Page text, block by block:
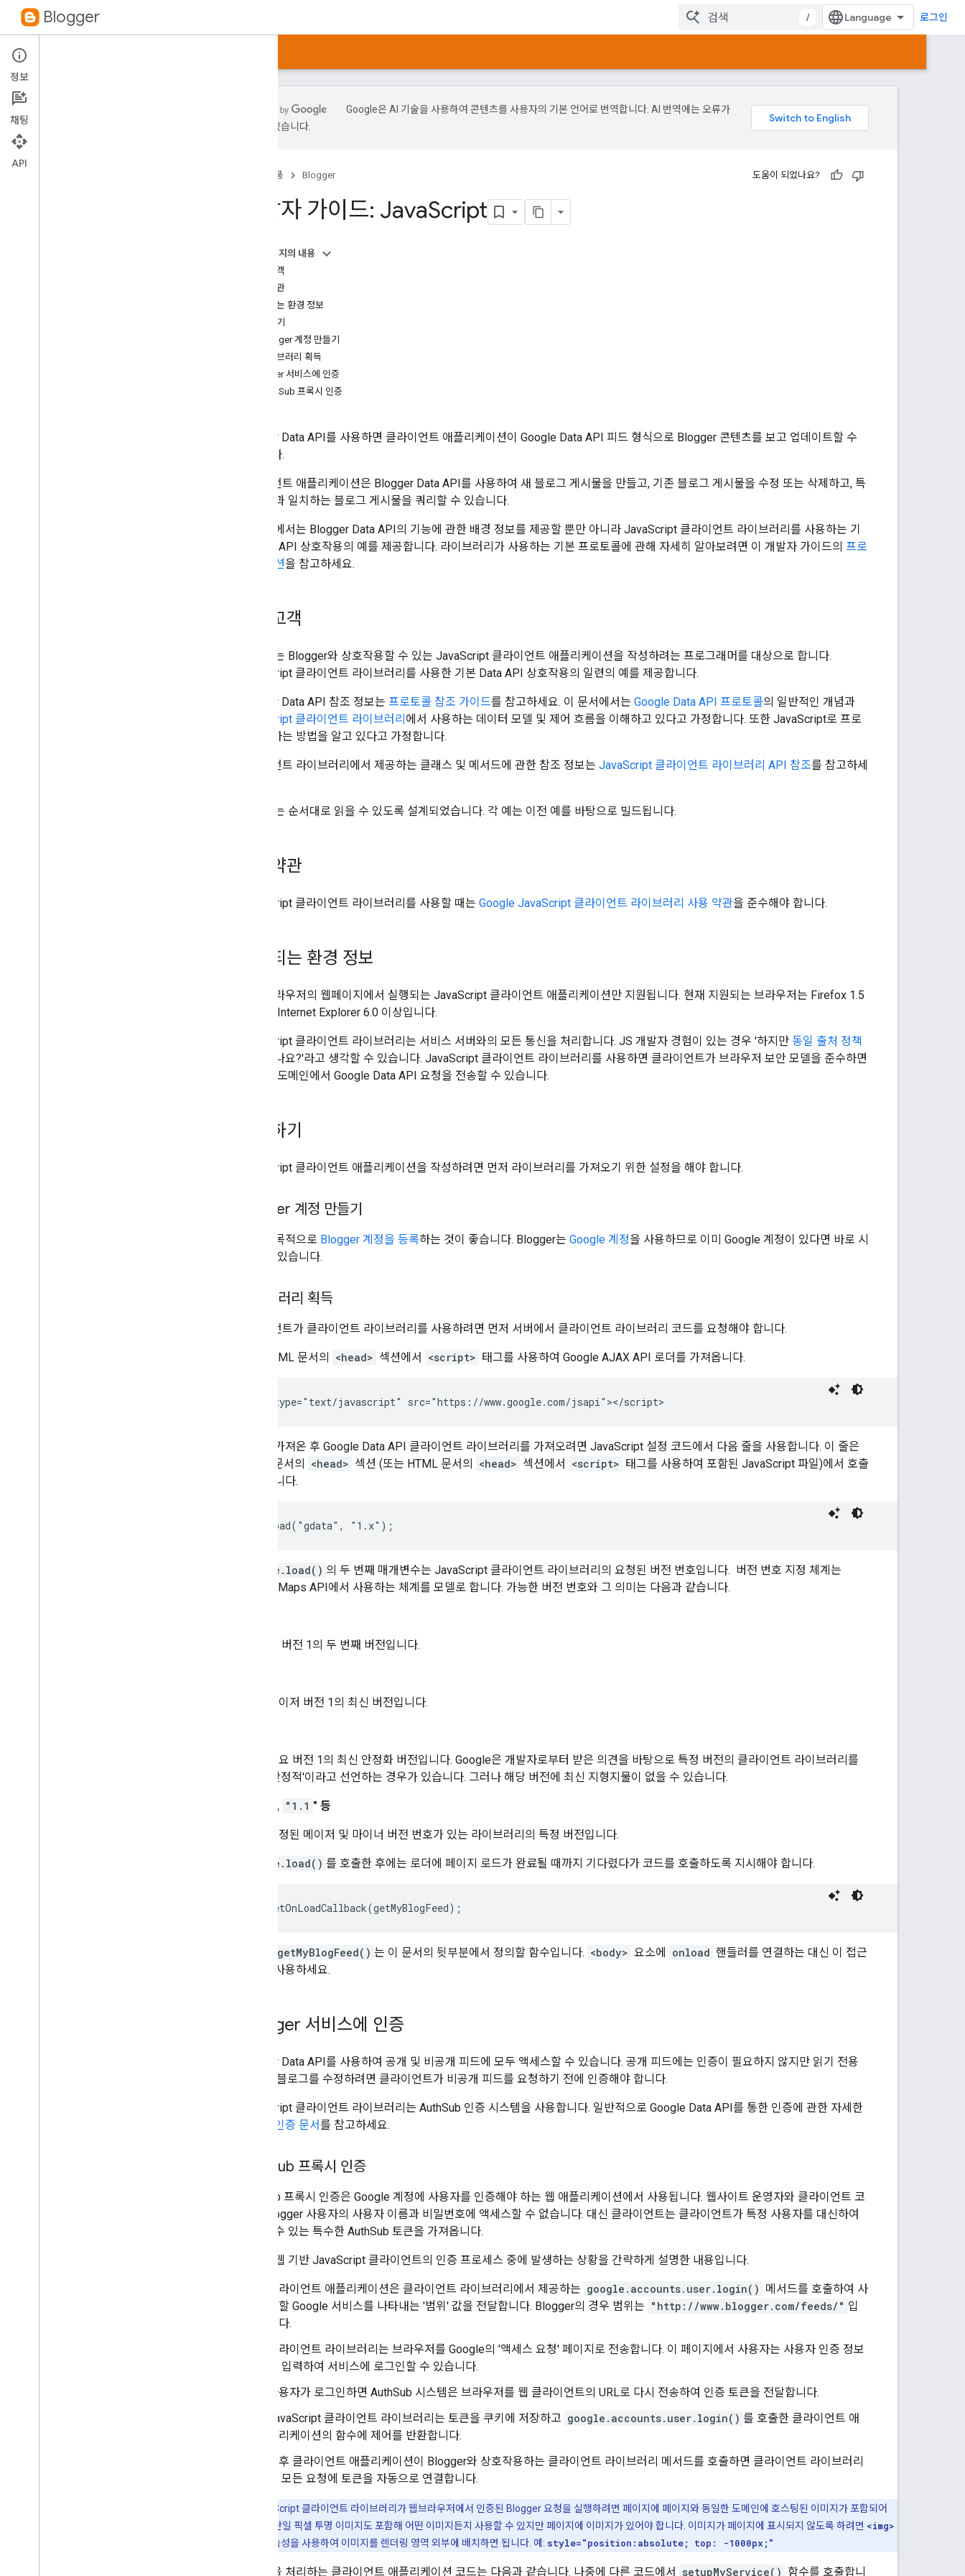
Blogger / 로그인
소개
Google은 AI 기술을 사용하여 콘텐츠를 사용자의 기본 언어로 번역합니다. AI 번역에는 오류가
있을 수 있습니다.
제품 Blogger 도움이 되었나요?
개발자 가이드: JavaScript
이 페이지의 내용
잠재고객
이용약관
지원되는 환경 정보
시작하기
Blogger 계정 만들기
라이브러리 획득
Blogger 서비스에 인증
AuthSub 프록시 인증
Blogger Data API를 사용하면 클라이언트 애플리케이션이 Google Data API 피드 형식으로 Blogger 콘텐츠를 보고 업데이트할 수
있습니다.
클라이언트 애플리케이션은 Blogger Data API를 사용하여 새 블로그 게시물을 만들고, 기존 블로그 게시물을 수정 또는 삭제하고, 특
정 기준과 일치하는 블로그 게시물을 쿼리할 수 있습니다.
이 문서에서는 Blogger Data API의 기능에 관한 배경 정보를 제공할 뿐만 아니라 JavaScript 클라이언트 라이브러리를 사용하는 기
본 Data API 상호작용의 예를 제공합니다. 라이브러리가 사용하는 기본 프로토콜에 관해 자세히 알아보려면 이 개발자 가이드의 프로
토콜 섹션을 참고하세요.
잠재고객
이 문서는 Blogger와 상호작용할 수 있는 JavaScript 클라이언트 애플리케이션을 작성하려는 프로그래머를 대상으로 합니다.
JavaScript 클라이언트 라이브러리를 사용한 기본 Data API 상호작용의 일련의 예를 제공합니다.
Blogger Data API 참조 정보는 프로토콜 참조 가이드를 참고하세요. 이 문서에서는 Google Data API 프로토콜의 일반적인 개념과
JavaScript 클라이언트 라이브러리 에서 사용하는 데이터 모델 및 제어 흐름을 이해하고 있다고 가정합니다. 또한 JavaScript로 프로
그래밍하는 방법을 알고 있다고 가정합니다.
클라이언트 라이브러리에서 제공하는 클래스 및 메서드에 관한 참조 정보는 JavaScript 클라이언트 라이브러리 API 참조를 참고하세
이 문서는 순서대로 읽을 수 있도록 설계되었습니다. 각 예는 이전 예를 바탕으로 빌드됩니다.
이용약관
JavaScript 클라이언트 라이브러리를 사용할 때는 Google JavaScript 클라이언트 라이브러리 사용 약관을 준수해야 합니다.
지원되는 환경 정보
현재 브라우저의 웹페이지에서 실행되는 JavaScript 클라이언트 애플리케이션만 지원됩니다. 현재 지원되는 브라우저는 Firefox 1.5
이상 및 Internet Explorer 6.0 이상입니다.
JavaScript 클라이언트 라이브러리는 서비스 서버와의 모든 통신을 처리합니다. JS 개발자 경험이 있는 경우 '하지만 동일 출처 정책
은 어떻나요?'라고 생각할 수 있습니다. JavaScript 클라이언트 라이브러리를 사용하면 클라이언트가 브라우저 보안 모델을 준수하면
서 모든 도메인에서 Google Data API 요청을 전송할 수 있습니다.
시작하기
JavaScript 클라이언트 애플리케이션을 작성하려면 먼저 라이브러리를 가져오기 위한 설정을 해야 합니다.
Blogger 계정 만들기
테스트 목적으로 Blogger 계정을 등록하는 것이 좋습니다. Blogger는 Google 계정을 사용하므로 이미 Google 계정이 있다면 바로 시
작할 수 있습니다.
라이브러리 획득
클라이언트가 클라이언트 라이브러리를 사용하려면 먼저 서버에서 클라이언트 라이브러리 코드를 요청해야 합니다.
먼저 HTML 문서의 <head> 섹션에서 <script> 태그를 사용하여 Google AJAX API 로더를 가져옵니다.
<script type="text/javascript" src="https://www.google.com/jsapi"></script>
로더를 가져온 후 Google Data API 클라이언트 라이브러리를 가져오려면 JavaScript 설정 코드에서 다음 줄을 사용합니다. 이 줄은
HTML 문서의
<head> 섹션 (또는 HTML 문서의 <head> 섹션에서 <script> 태그를 사용하여 포함된 JavaScript 파일)에서 호출
해야 합니다.
google.load() 의 두 번째 매개변수는 JavaScript 클라이언트 라이브러리의 요청된 버전 번호입니다. 버전 번호 지정 체계는
Google Maps API에서 사용하는 체계를 모델로 합니다. 가능한 버전 번호와 그 의미는 다음과 같습니다.
주 버전 1의 두 번째 버전입니다.
메이저 버전 1의 최신 버전입니다.
주요 버전 1의 최신 안정화 버전입니다. Google은 개발자로부터 받은 의견을 바탕으로 특정 버전의 클라이언트 라이브러리를
'안정적'이라고 선언하는 경우가 있습니다. 그러나 해당 버전에 최신 지형지물이 없을 수 있습니다.
, "1.1 " 등
지정된 메이저 및 마이너 버전 번호가 있는 라이브러리의 특정 버전입니다.
google.load() 를 호출한 후에는 로더에 페이지 로드가 완료될 때까지 기다렸다가 코드를 호출하도록 지시해야 합니다.
getMyBlogFeed() 는 이 문서의 뒷부분에서 정의할 함수입니다. <body> 요소에 onload 핸들러를 연결하는 대신 이 접근
방식을 사용하세요.
Blogger 서비스에 인증
Blogger Data API를 사용하여 공개 및 비공개 피드에 모두 액세스할 수 있습니다. 공개 피드에는 인증이 필요하지 않지만 읽기 전용
입니다. 블로그를 수정하려면 클라이언트가 비공개 피드를 요청하기 전에 인증해야 합니다.
JavaScript 클라이언트 라이브러리는 AuthSub 인증 시스템을 사용합니다. 일반적으로 Google Data API를 통한 인증에 관한 자세한
인증 문서를 참고하세요.
Sub 프록시 인증
AuthSub 프록시 인증은 Google 계정에 사용자를 인증해야 하는 웹 애플리케이션에서 사용됩니다. 웹사이트 운영자와 클라이언트 코
드는 Blogger 사용자의 사용자 이름과 비밀번호에 액세스할 수 없습니다. 대신 클라이언트는 클라이언트가 특정 사용자를 대신하여
작업할 수 있는 특수한 AuthSub 토큰을 가져옵니다.
다음은 웹 기반 JavaScript 클라이언트의 인증 프로세스 중에 발생하는 상황을 간략하게 설명한 내용입니다.
클라이언트 애플리케이션은 클라이언트 라이브러리에서 제공하는 google.accounts.user.login() 메서드를 호출하여 사
용할 Google 서비스를 나타내는 '범위' 값을 전달합니다. Blogger의 경우 범위는 "http://www.blogger.com/feeds/" 입
니다.
클라이언트 라이브러리는 브라우저를 Google의 '액세스 요청' 페이지로 전송합니다. 이 페이지에서 사용자는 사용자 인증 정보
를 입력하여 서비스에 로그인할 수 있습니다.
사용자가 로그인하면 AuthSub 시스템은 브라우저를 웹 클라이언트의 URL로 다시 전송하여 인증 토큰을 전달합니다.
JavaScript 클라이언트 라이브러리는 토큰을 쿠키에 저장하고 google.accounts.user.login() 를 호출한 클라이언트 애
플리케이션의 함수에 제어를 반환합니다.
이후 클라이언트 애플리케이션이 Blogger와 상호작용하는 클라이언트 라이브러리 메서드를 호출하면 클라이언트 라이브러리
는 모든 요청에 토큰을 자동으로 연결합니다.
: JavaScript 클라이언트 라이브러리가 웹브라우저에서 인증된 Blogger 요청을 실행하려면 페이지에 페이지와 동일한 도메인에 호스팅된 이미지가 포함되어
있어야 합니다. 단일 픽셀 투명 이미지도 포함해 어떤 이미지든지 사용할 수 있지만 페이지에 이미지가 있어야 합니다. 이미지가 페이지에 표시되지 않도록 하려면 <img>
속성을 사용하여 이미지를 렌더링 영역 외부에 배치하면 됩니다. 예: style="position:absolute; top: -1000px;"
로그인을 처리하는 클라이언트 애플리케이션 코드는 다음과 같습니다. 나중에 다른 코드에서 setupMyService() 함수를 호출합니
정보
채팅
API